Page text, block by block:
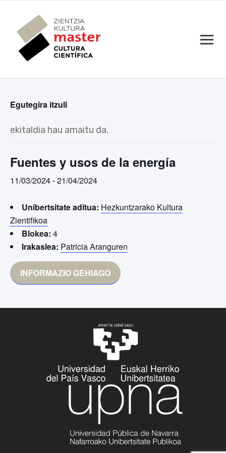
Egutegira itzuli
ekitaldia hau amaitu da.
Fuentes y usos de la energía
11/03/2024-21/04/2024
Unibertsitate aditua: Hezkuntzarako Kultura
Zientifikoa
Blokea: 4
Irakaslea: Patricia Aranguren
INFORMAZIO GEHIAGO